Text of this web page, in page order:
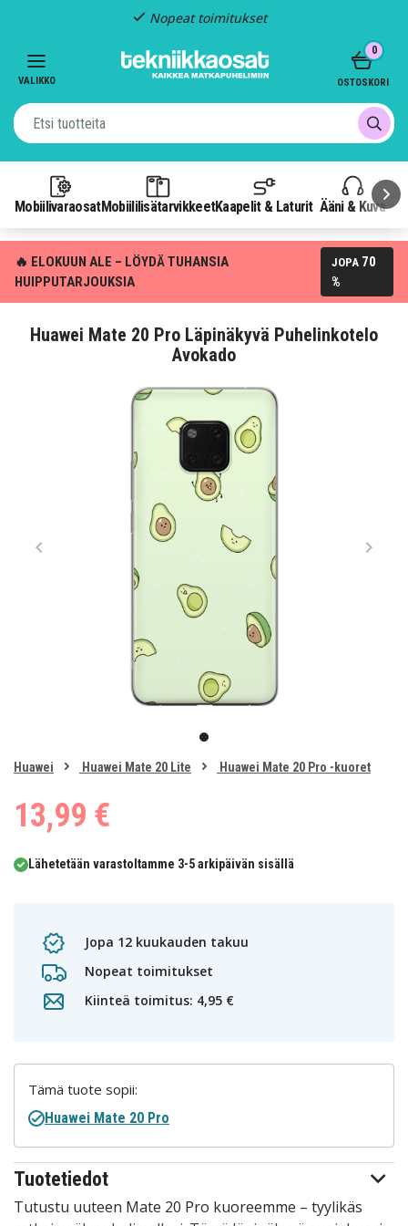
Nopeat toimitukset
VALIKKO
MobiilivaraosatMobiililisätarvikkeetKaapelit & Laturit Ääni & Kuva
0
OSTOSKORI
🔥 ELOKUUN ALE – LÖYDÄ TUHANSIA
HUIPPUTARJOUKSIA
JOPA 70
%
Huawei Mate 20 Pro Läpinäkyvä Puhelinkotelo
Avokado
item
0
of
Huawei Huawei Mate 20 Lite Huawei Mate 20 Pro -kuoret
13,99 €
Lähetetään varastoltamme 3-5 arkipäivän sisällä
Jopa 12 kuukauden takuu
Nopeat toimitukset
Kiinteä toimitus: 4,95 €
Tuotetiedot
Tutustu uuteen Mate 20 Pro kuoreemme – tyylikäs
Tämä tuote sopii:
Huawei Mate 20 Pro